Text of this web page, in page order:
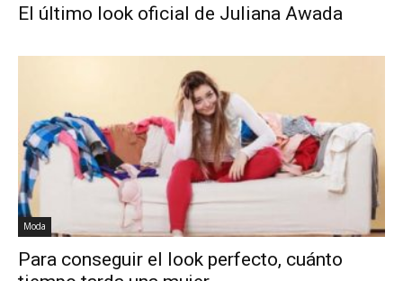
El último look oficial de Juliana Awada
Moda
Para conseguir el look perfecto, cuánto